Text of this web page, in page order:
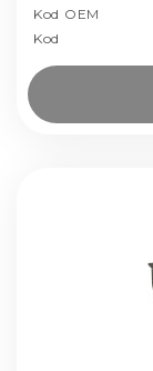
Kod OEM
Kod